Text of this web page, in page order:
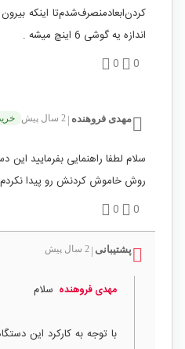
اندازه یه گوشی 6 اینچ میشه .
0
0
مهدی فروهنده 2 سال پیش
سلام لطفا راهنمایی بفرمایید
روش خاموش کردنش رو پیدا نکردم
0
0
پشتیبانی 2 سال پیش
مهدی فروهنده سلام
با توجه به کارکرد این